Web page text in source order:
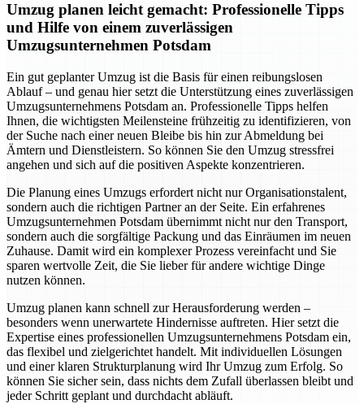
Umzug planen leicht gemacht: Professionelle Tipps
und Hilfe von einem zuverlässigen
Umzugsunternehmen Potsdam
Ein gut geplanter Umzug ist die Basis für einen reibungslosen
Ablauf – und genau hier setzt die Unterstützung eines zuverlässigen
Umzugsunternehmens Potsdam an. Professionelle Tipps helfen
Ihnen, die wichtigsten Meilensteine frühzeitig zu identifizieren, von
der Suche nach einer neuen Bleibe bis hin zur Abmeldung bei
Ämtern und Dienstleistern. So können Sie den Umzug stressfrei
angehen und sich auf die positiven Aspekte konzentrieren.
Die Planung eines Umzugs erfordert nicht nur Organisationstalent,
sondern auch die richtigen Partner an der Seite. Ein erfahrenes
Umzugsunternehmen Potsdam übernimmt nicht nur den Transport,
sondern auch die sorgfältige Packung und das Einräumen im neuen
Zuhause. Damit wird ein komplexer Prozess vereinfacht und Sie
sparen wertvolle Zeit, die Sie lieber für andere wichtige Dinge
nutzen können.
Umzug planen kann schnell zur Herausforderung werden –
besonders wenn unerwartete Hindernisse auftreten. Hier setzt die
Expertise eines professionellen Umzugsunternehmens Potsdam ein,
das flexibel und zielgerichtet handelt. Mit individuellen Lösungen
und einer klaren Strukturplanung wird Ihr Umzug zum Erfolg. So
können Sie sicher sein, dass nichts dem Zufall überlassen bleibt und
jeder Schritt geplant und durchdacht abläuft.